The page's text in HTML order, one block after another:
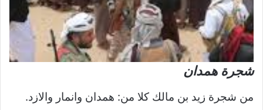
شجرة همدان
من شجرة زيد بن مالك كلا من: همدان وانمار والازد.